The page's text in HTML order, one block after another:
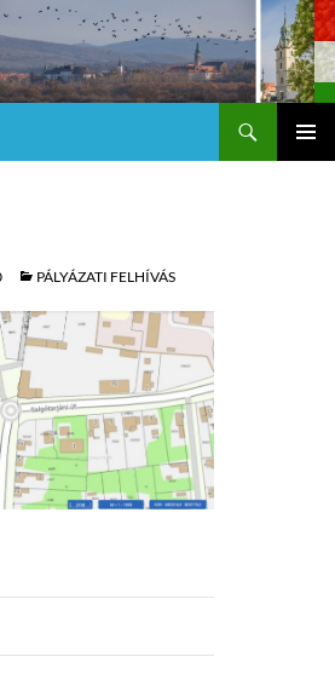
PÁLYÁZATI FELHÍVÁS